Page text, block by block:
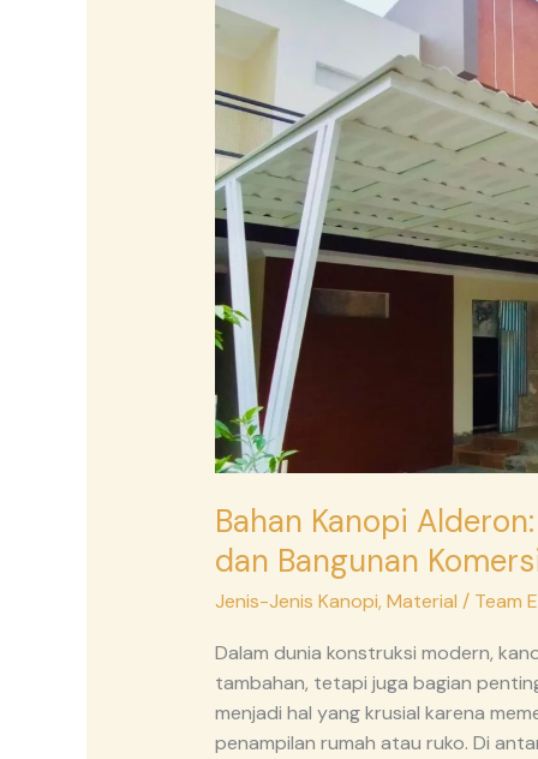
Bahan Kanopi
dan Bangunan
Jenis-Jenis Kanopi,Material / Team
Dalam dunia konstruksi modern,
tambahan, tetapi juga bagian
menjadi hal yang krusial karena
penampilan rumah atau ruko. Di
Kanopi
Alderon:
Modern
untuk
Hunian
dan
Bangunan
Komersial